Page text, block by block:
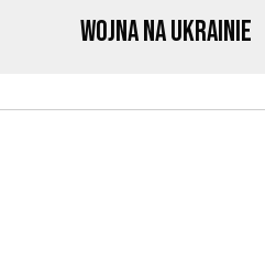
Wojna na Ukrainie